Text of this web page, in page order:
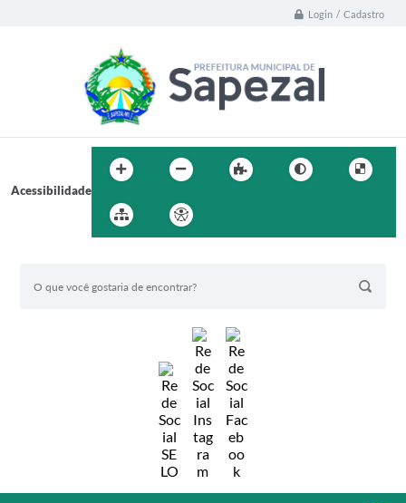
Login / Cadastro
Acessibilidade